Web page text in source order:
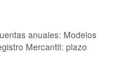
anuales: Modelos
Mercantil: plazo